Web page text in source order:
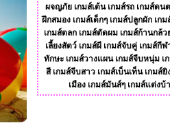
ผจญภัย เกมส์เต้น เกมส์รถ เกมส์ดน
ฝึกสมอง เกมส์เด็กๆ เกมส์ปลูกผัก เก
เกมส์ตลก เกมส์ตัดผม เกมส์ก้านกล้ว
เลี้ยงสัตว์ เกมส์ผี เกมส์จับคู่ เกมส์กีฬ
ทักษะ เกมส์วางแผน เกมส์จีบหนุ่ม เ
สี เกมส์จีบสาว เกมส์เบ็นเท็น เกมส์ยิ
เมือง เกมส์มันส์ๆ เกมส์แต่งบ้